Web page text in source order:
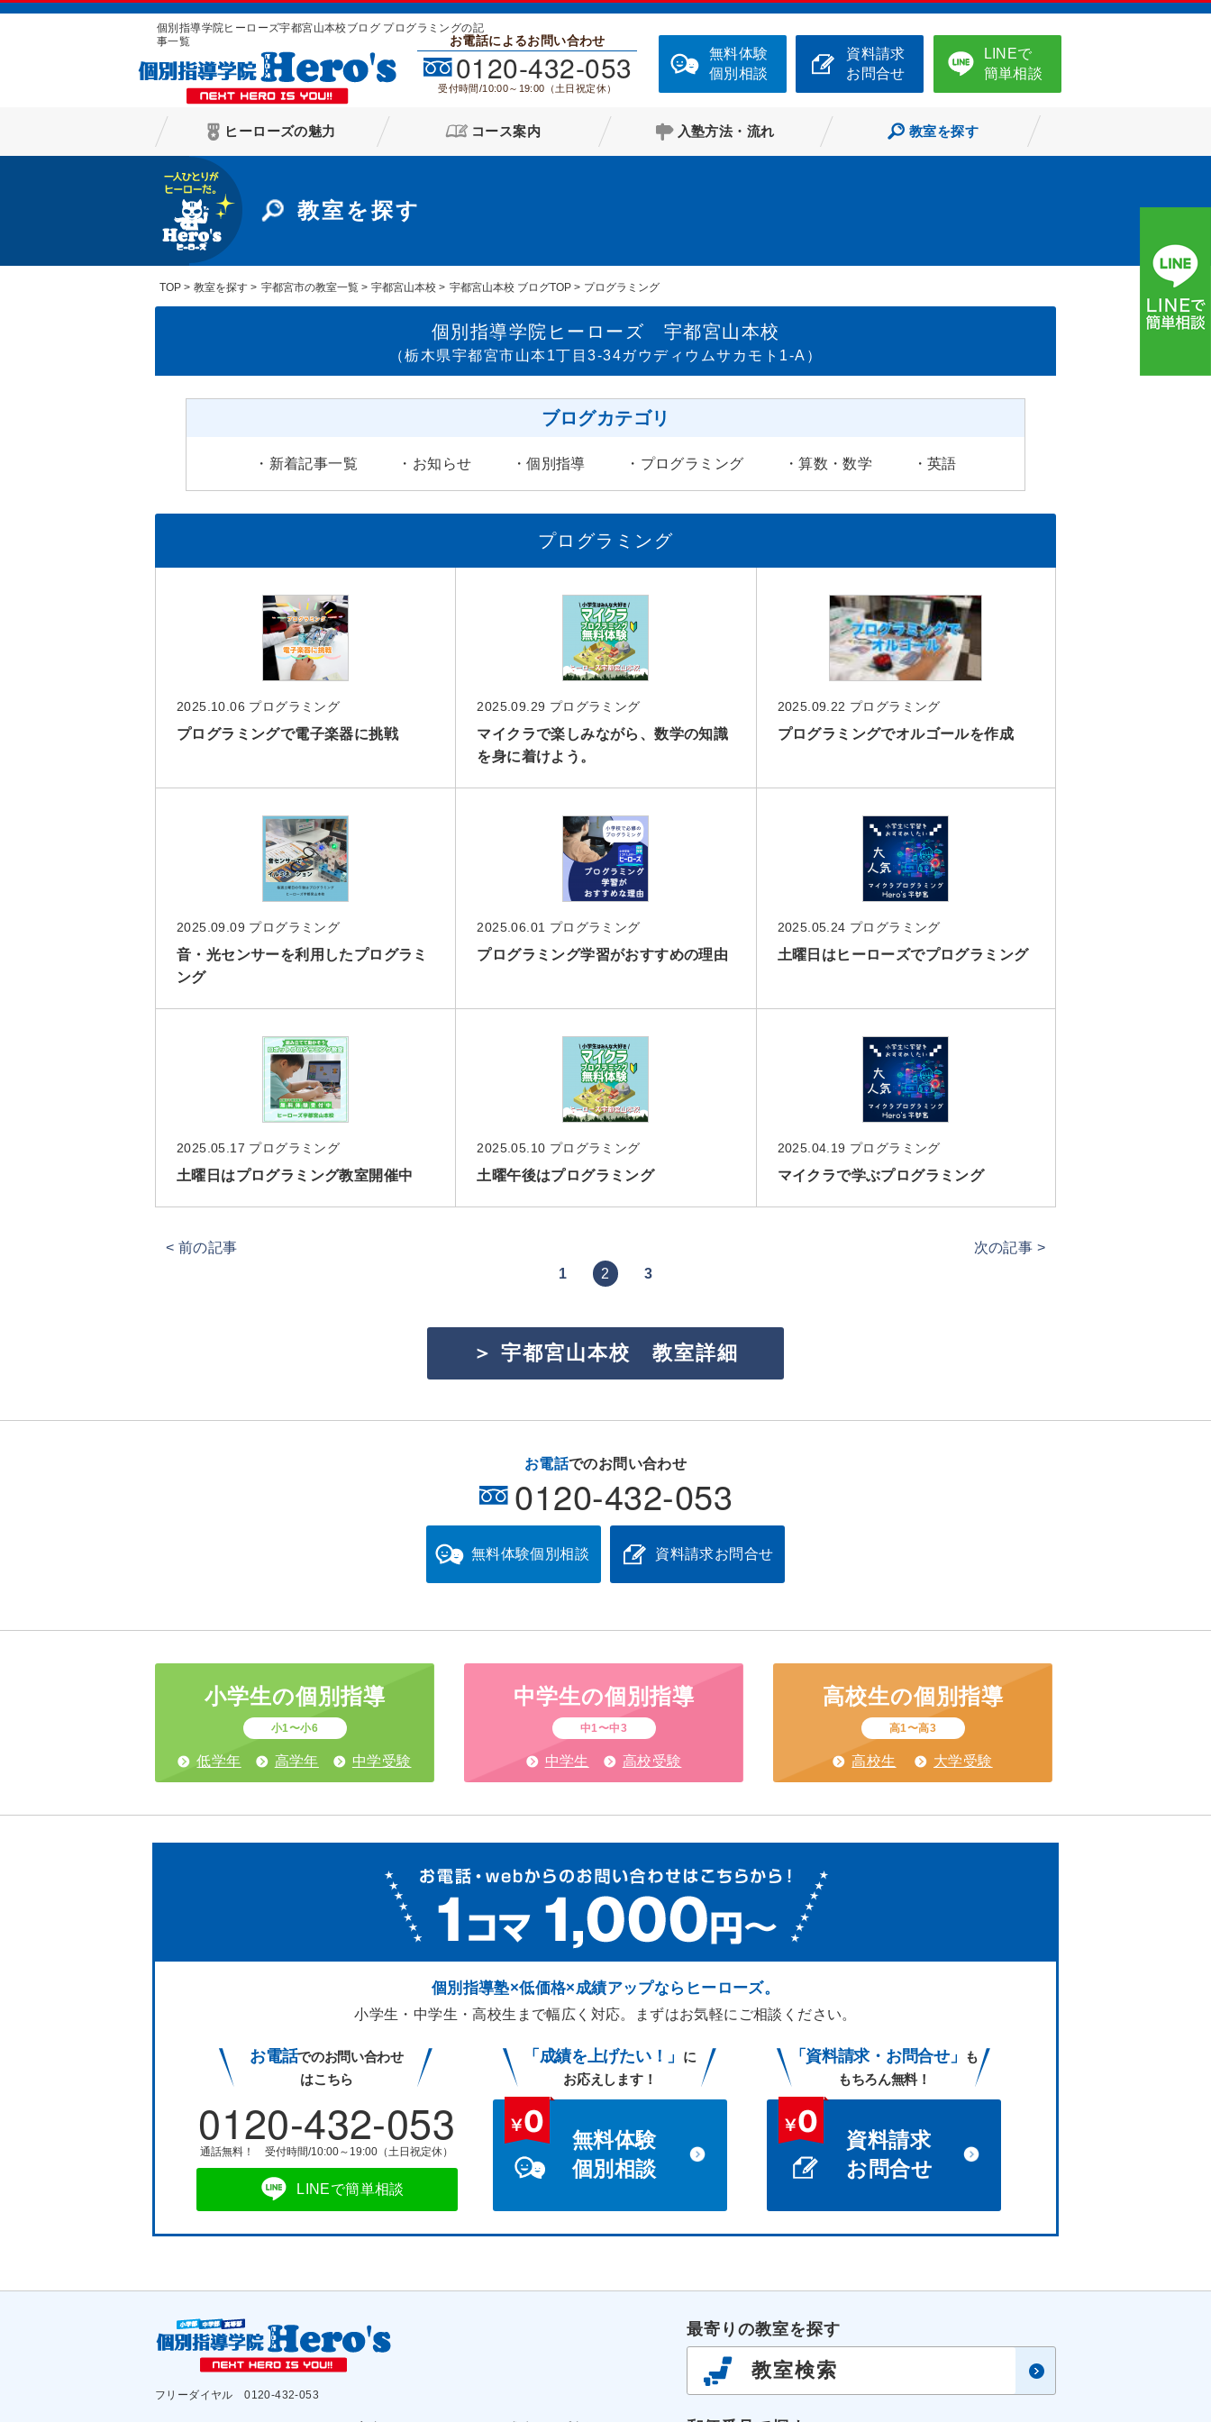
個別指導学院ヒーローズ宇都宮山本校ブログ プログラミングの記
事一覧
お電話によるお問い合わせ
0120-432-053
受付時間/10:00～19:00（土日祝定休）
無料体験
個別相談
資料請求
お問合せ
LINEで
簡単相談
ヒーローズの魅力 コース案内 入塾方法・流れ 教室を探す
教室を探す
TOP 教室を探す 宇都宮市の教室一覧 宇都宮山本校 宇都宮山本校 ブログTOP プログラミング
個別指導学院ヒーローズ 宇都宮山本校
（栃木県宇都宮市山本1丁目3-34ガウディウムサカモト1-A）
ブログカテゴリ
・ 新着記事一覧 ・ お知らせ ・個別指導 ・ プログラミング ・算数・数学 ・英語
プログラミング
2025.10.06 プログラミング
プログラミングで電子楽器に挑戦
2025.09.29 プログラミング
マイクラで楽しみながら、数学の知識
を身に着けよう。
2025.09.22 プログラミング
プログラミングでオルゴールを作成
2025.09.09 プログラミング
音・光センサーを利用したプログラミ
ング
2025.06.01 プログラミング
プログラミング学習がおすすめの理由
2025.05.24 プログラミング
土曜日はヒーローズでプログラミング
2025.05.17 プログラミング
土曜日はプログラミング教室開催中
2025.05.10 プログラミング
土曜午後はプログラミング
2025.04.19 プログラミング
マイクラで学ぶプログラミング
< 前の記事
次の記事 >
1
2 3
＞ 宇都宮山本校 教室詳細
お電話でのお問い合わせ
0120-432-053
無料体験個別相談 資料請求お問合せ
小学生の個別指導
小1〜小6
低学年 高学年 中学受験
中学生の個別指導
中1〜中3
中学生 高校受験
高校生の個別指導
高1〜高3
高校生 大学受験
個別指導塾×低価格×成績アップなら ヒーローズ。
小学生・中学生・高校生まで幅広く対応。 まずはお気軽にご相談ください。
お電話でのお問い合わせ
はこちら
0120-432-053
通話無料！ 受付時間/10:00～19:00（土日祝定休）
LINEで簡単相談
「成績を上げたい！」
に
お応えします！
無料体験
個別相談
「資料請求・お問合せ」
も
もちろん無料！
資料請求
お問合せ
フリーダイヤル0120-432-053
最寄りの教室を探す
教室検索